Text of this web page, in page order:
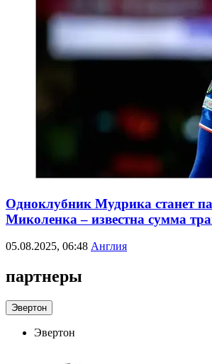
Одноклубник Мудрика станет
Миколенка – известна сумма
05.08.2025, 06:48 Англия
партнеры
Эвертон
Эвертон